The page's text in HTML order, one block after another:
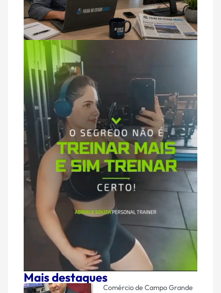
Mais destaques
Comércio de Campo Grande